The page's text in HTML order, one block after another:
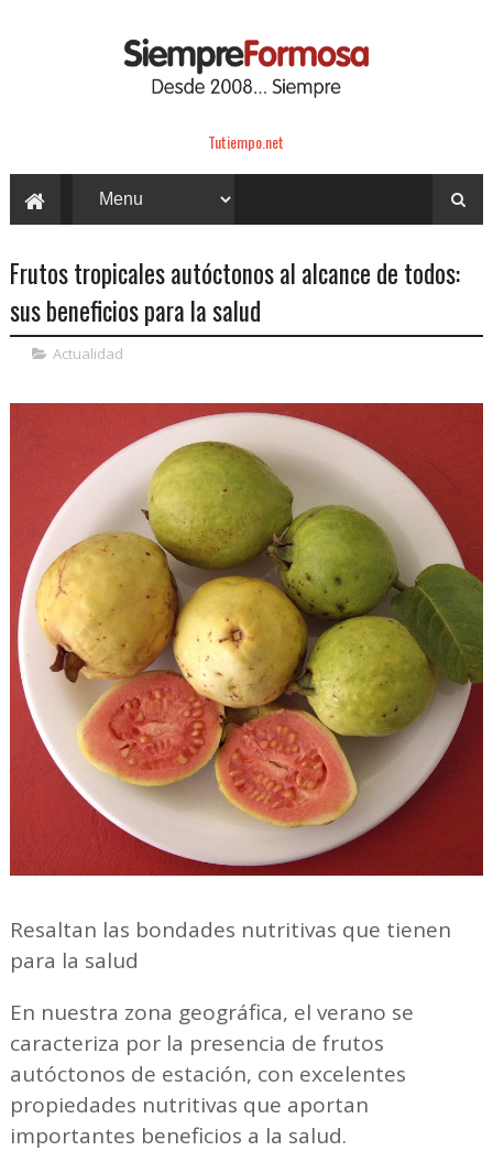
Tutiempo.net
Frutos tropicales autóctonos al alcance de todos:
sus beneficios para la salud
Actualidad
Resaltan las bondades nutritivas que tienen
para la salud
En nuestra zona geográfica, el verano se
caracteriza por la presencia de frutos
autóctonos de estación, con excelentes
propiedades nutritivas que aportan
importantes beneficios a la salud.